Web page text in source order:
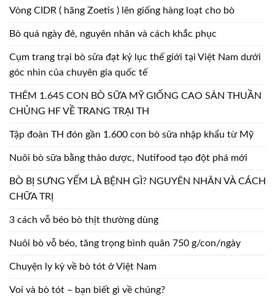
Vòng CIDR ( hãng Zoetis ) lên giống hàng loạt cho bò
Bò quá ngày đẻ, nguyên nhân và cách khắc phục
Cụm trang trại bò sữa đạt kỷ lục thế giới tại Việt Nam dưới
góc nhìn của chuyên gia quốc tế
THÊM 1.645 CON BÒ SỮA MỸ GIỐNG CAO SẢN THUẦN
CHỦNG HF VỀ TRANG TRẠI TH
Tập đoàn TH đón gần 1.600 con bò sữa nhập khẩu từ Mỹ
Nuôi bò sữa bằng thảo dược, Nutifood tạo đột phá mới
BÒ BỊ SƯNG YẾM LÀ BỆNH GÌ? NGUYÊN NHÂN VÀ CÁCH
CHỮA TRỊ
3 cách vỗ béo bò thịt thường dùng
Nuôi bò vỗ béo, tăng trọng bình quân 750 g/con/ngày
Chuyện ly kỳ về bò tót ở Việt Nam
Voi và bò tót – bạn biết gì về chúng?